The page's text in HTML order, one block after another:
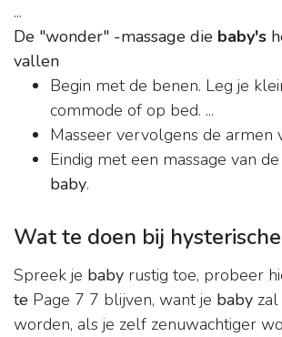
...
De "wonder" -massage die baby's
vallen
Begin met de benen. Leg je
commode of op bed. ...
Masseer vervolgens de armen
Eindig met een massage van
baby.
Wat te doen bij
Spreek je baby rustig toe, probeer
te Page 7 7 blijven, want je baby
worden, als je zelf zenuwachtiger